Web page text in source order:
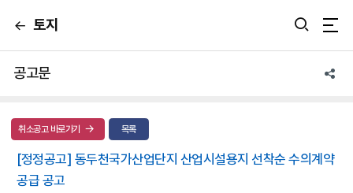
뒤
가
기
토지
통
통합검색 열기
공고문
취소공고 바로가기 목록
[정정공고] 동두천국가산업단지 산업시설용지 선착순 수의계약
공급 공고